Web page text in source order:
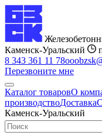
Каменск-Уральский
8 343 361 11 78
Перезвоните мне
Каталог товаровО
производствоДоставка
Каменск-Уральский